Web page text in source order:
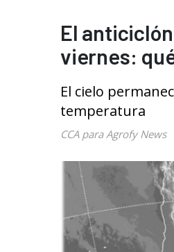
El
viernes:
El cielo
temperatura
CCA para Agrofy News